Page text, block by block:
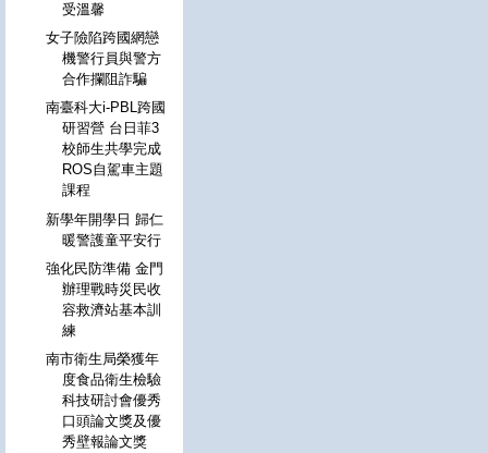
受溫馨
女子險陷跨國網戀
機警行員與警方
合作攔阻詐騙
南臺科大i-PBL跨國
研習營 台日菲3
校師生共學完成
ROS自駕車主題
課程
新學年開學日 歸仁
暖警護童平安行
強化民防準備 金門
辦理戰時災民收
容救濟站基本訓
練
南市衛生局榮獲年
度食品衛生檢驗
科技研討會優秀
口頭論文獎及優
秀壁報論文獎